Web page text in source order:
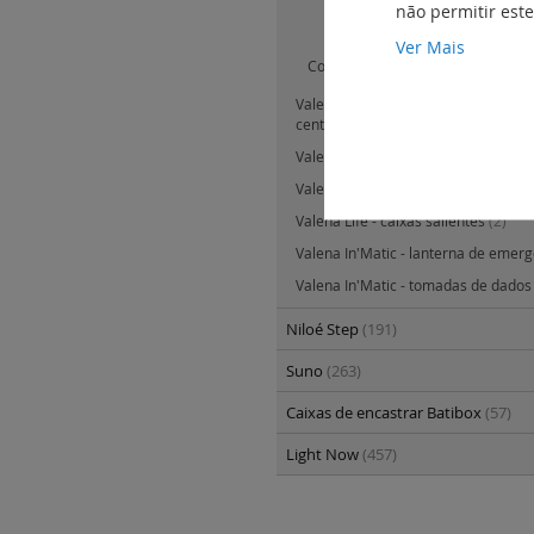
Alimentador para teto falso
Colunas de som
Valena In'Matic - IP44 com tecla ou
central
Valena Life - teclas e espelhos
Valena Life - quadros
Valena Life - caixas salientes(2)
Valena In'Matic - lanterna de
Valena In'Matic - tomadas de dados
Niloé Step(191)
Suno (263)
Caixas de encastrar Batibox(57)
Light Now(457)
não permitir
Ver Mais